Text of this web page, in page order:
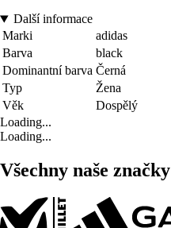
Další informace
Marki
adidas
Barva
black
Dominantní barva Černá
Typ
Žena
Věk
Dospělý
Loading...
Loading...
Všechny naše značky